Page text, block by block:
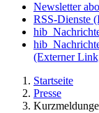
Newsletter
RSS-Dienste
(Externer
Startseite
Presse